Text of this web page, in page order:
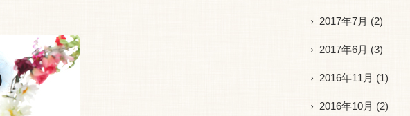
2017年7月 (2)
2017年6月 (3)
2016年11月 (1)
2016年10月 (2)